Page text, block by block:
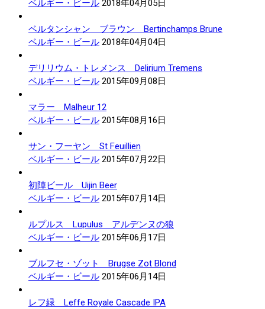
ベルギー・ビール 2018年04月05日
ベルタンシャン ブラウン Bertinchamps Brune
ベルギー・ビール 2018年04月04日
デリリウム・トレメンス Delirium Tremens
ベルギー・ビール 2015年09月08日
マラー Malheur 12
ベルギー・ビール 2015年08月16日
サン・フーヤン St Feuillien
ベルギー・ビール 2015年07月22日
初陣ビール Uijin Beer
ベルギー・ビール 2015年07月14日
ルプルス Lupulus アルデンヌの狼
ベルギー・ビール 2015年06月17日
ブルフセ・ゾット Brugse Zot Blond
ベルギー・ビール 2015年06月14日
レフ緑 Leffe Royale Cascade IPA